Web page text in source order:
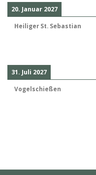
20. Januar 2027
Heiliger St. Sebastian
31. Juli 2027
Vogelschießen